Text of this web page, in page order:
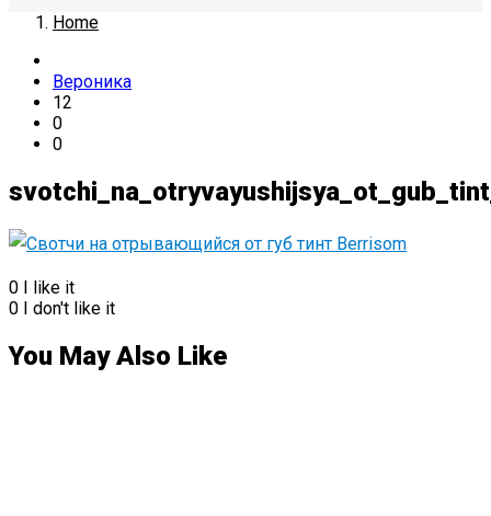
Home
Вероника
12
0
0
0 I like it
0 I don't like it
You May Also Like